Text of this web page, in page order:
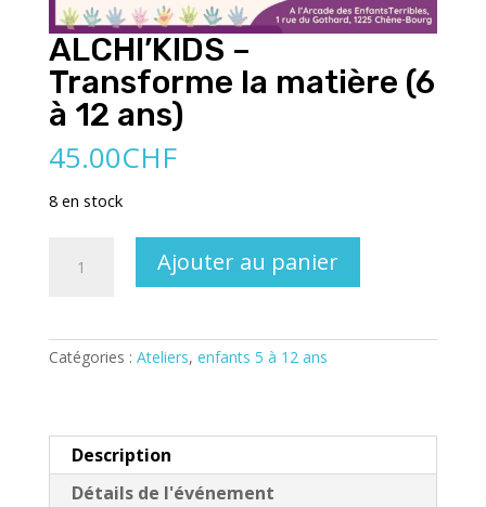
ALCHI’KIDS –
Transforme la matière (6
à 12 ans)
45.00CHF
8 en stock
ALCHI'KIDS
Transforme
la
12
ans)
Ajouter au panier
Catégories : Ateliers, enfants 5 à 12 ans
Description
Détails de l'événement